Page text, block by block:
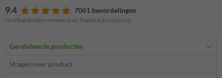
9.4 7061 beoordelingen
Onafhankelijke reviews door FeedbackCompany
Gerelateerde producten
Vragen over product